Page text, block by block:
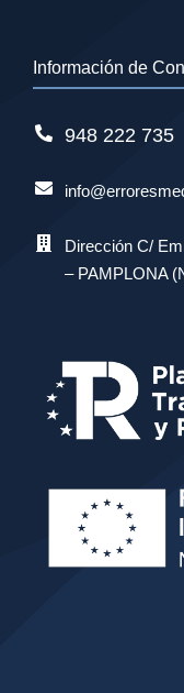
Información de
948 222 735
Dirección C/
– PAMPLONA